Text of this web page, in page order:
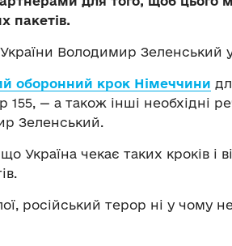
пакетів.
Володимир Зеленський
оборонний крок Німеччини
155, — а також інші необхідні
Зеленський.
Україна чекає таких кроків і
російський терор ні у чому